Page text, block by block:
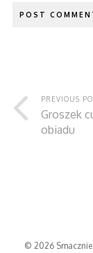
PREVIOUS
Groszek
obiadu
© 2026